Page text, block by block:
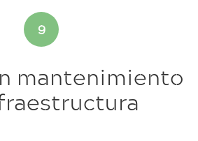
mantenimiento